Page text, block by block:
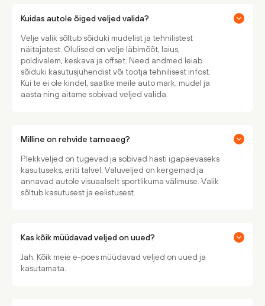
Kuidas autole õiged veljed valida?
Velje valik sõltub sõiduki mudelist ja tehnilistest
näitajatest. Olulised on velje läbimõõt, laius,
poldivalem, keskava ja offset. Need andmed leiab
sõiduki kasutusjuhendist või tootja tehnilisest infost.
Kui te ei ole kindel, saatke meile auto mark, mudel ja
aasta ning aitame sobivad veljed valida.
Milline on rehvide tarneaeg?
Plekkveljed on tugevad ja sobivad hästi igapäevaseks
kasutuseks, eriti talvel. Valuveljed on kergemad ja
annavad autole visuaalselt sportlikuma välimuse. Valik
sõltub kasutusest ja eelistusest.
Kas kõik müüdavad veljed on uued?
Jah. Kõik meie e-poes müüdavad veljed on uued ja
kasutamata.